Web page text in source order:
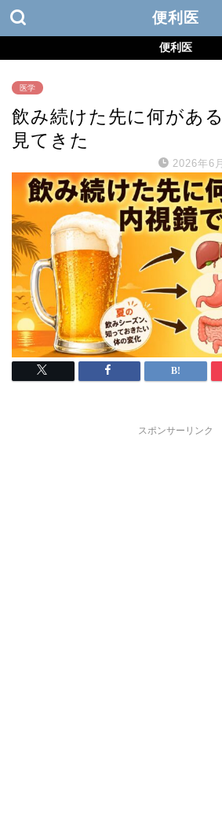
便利医
便利医
医学
飲み続けた先に何があ
見てきた
2026年6
スポンサーリンク